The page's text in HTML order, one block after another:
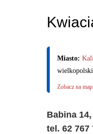
Miasto:
Zobacz na
Babina
tel. 62 767